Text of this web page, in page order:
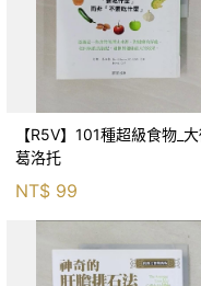
【R5V】101種超級食物_大
葛洛托
NT$ 99